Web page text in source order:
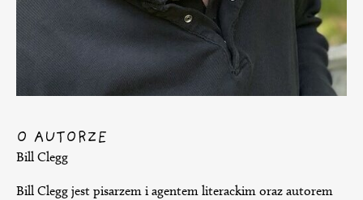
O AUTORZE
Bill Clegg
Bill Clegg jest pisarzem i agentem literackim oraz autorem